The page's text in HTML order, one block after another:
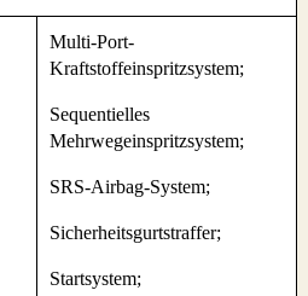
Multi-Port-
Kraftstoffeinspritzsystem;
Sequentielles
Mehrwegeinspritzsystem;
SRS-Airbag-System;
Sicherheitsgurtstraffer;
Startsystem;